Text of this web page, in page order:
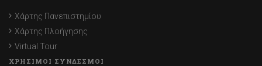
Χάρτης Πανεπιστημίου
Χάρτης Πλοήγησης
Virtual Tour
ΧΡΗΣΙΜΟΙ ΣΥΝΔΕΣΜΟΙ